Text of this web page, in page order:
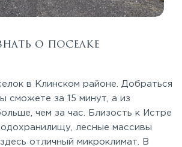
о поселке
в Клинском районе. Добраться
сможете за 15 минут, а из
чем за час. Близость к Истре
лесные массивы
отличный микроклимат. В